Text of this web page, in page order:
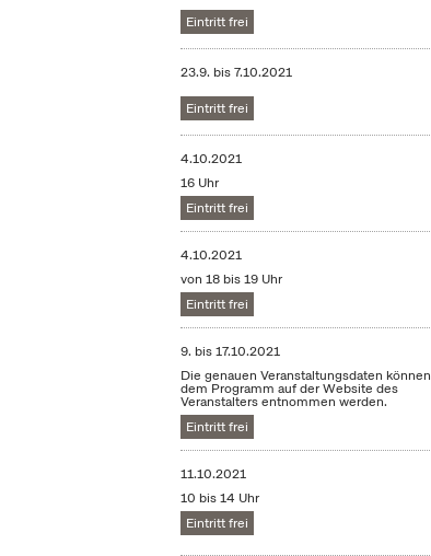
Eintritt frei
23.9. bis7.10.2021
Eintritt frei
4.10.2021
16 Uhr
Eintritt frei
4.10.2021
von 18 bis 19 Uhr
Eintritt frei
9. bis17.10.2021
Die genauen Veranstaltungsdaten können
dem Programm auf der Website des
Veranstalters entnommen werden.
Eintritt frei
11.10.2021
10 bis 14 Uhr
Eintritt frei